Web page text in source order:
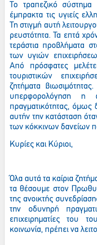
Το τραπεζικό
έμπρακτα τις υγιείς
Τη στιγμή αυτή
ρευστότητα. Τα επτά
τεράστια προβλήματα
των υγιών
Από πρόσφατες
τουριστικών
ζητήματα
υπερφορολόγηση η
πραγματικότητας,
αυτήν την κατάσταση
των κόκκινων δανείων
Κυρίες και Κύριοι,
Όλα αυτά τα καίρια
τα θέσουμε στον
της ανοικτής
την οδυνηρή
επιχειρηματίες του
κοινωνία, πρέπει να